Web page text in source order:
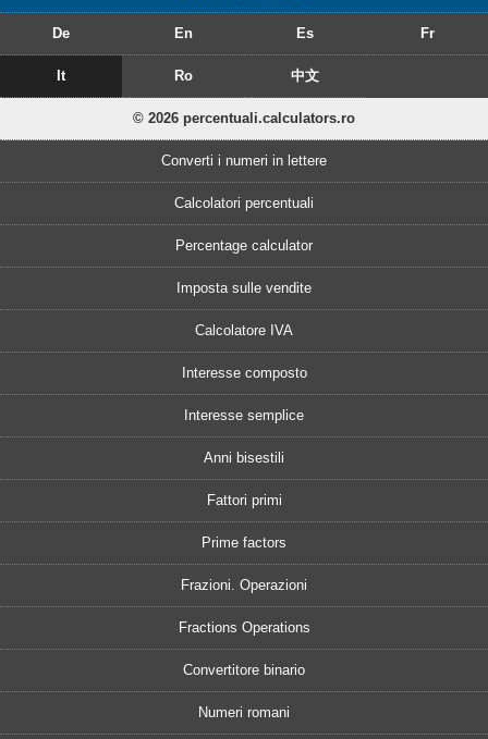
De En Es Fr
It Ro 中文
© 2026 percentuali.calculators.ro
Converti i numeri in lettere
Calcolatori percentuali
Percentage calculator
Imposta sulle vendite
Calcolatore IVA
Interesse composto
Interesse semplice
Anni bisestili
Fattori primi
Prime factors
Frazioni. Operazioni
Fractions Operations
Convertitore binario
Numeri romani